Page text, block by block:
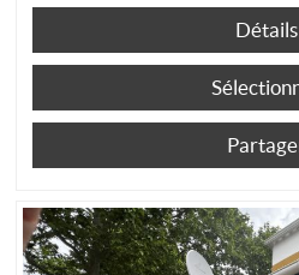
Détails